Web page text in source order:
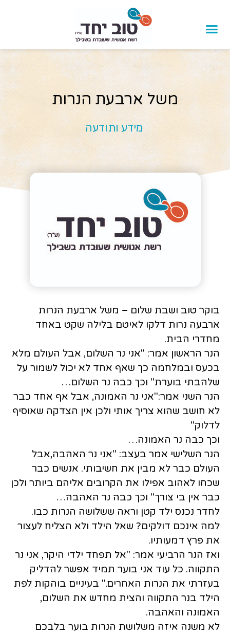
משל ארבעת הנרות
מידע ותודעה
בוקר טוב ושבת שלום – משל ארבעת הנרות
ארבעה נרות דלקו לאיטם בלילה שקט באחד
מחדרי הבית.
הנר הראשון אמר: "אני נר השלום, אבל העולם מלא
בכעס ובמלחמה כך שאף אחד לא יכול לשמור על
שלהבתי בוערת" וכך כבה נר השלום…
הנר השני אמר:"אני נר האמונה, אבל אף אחד כבר
לא חושב שהוא צריך אותי ולכן אין הצדקה שאוסיף
לדלוק"
וכך כבה נר האמונה…
הנר השלישי אמר בעצב: "אני נר האהבה,אבל
העולם כבר לא מבין את חשיבותי. אנשים כבר
שכחו לאהוב אפילו את הקרובים אליהם ביותר ולכן
כבר אין בי צורך" וכך כבה נר האהבה…
לחדר נכנס ילד קטן וראה ששלושה הנרות כבו.
למה אינכם דולקים? שאל הילד ולא הצליח לעצור
את פרץ דמעותיו.
ואז הנר הרביעי אמר: "אל תפחד ילדי היקר, אני נר
התקווה. כל עוד אני בוער תמיד אפשר להדליק
בעזרתי את הנרות האחרים." בעיניים בוהקות לפת
הילד בנר התקווה והצית מחדש את השלום,
האמונה והאהבה.
לא משנה איזה משלושת הנרות בוער בלבכם